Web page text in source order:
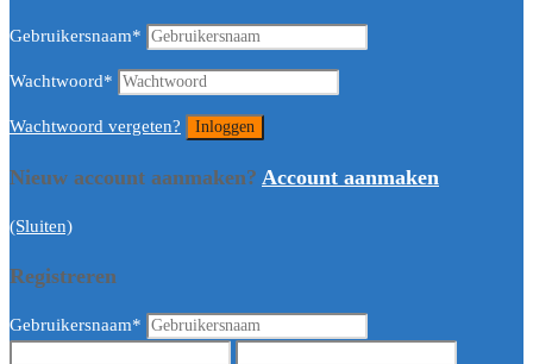
Gebruikersnaam*
Wachtwoord*
Wachtwoord vergeten?
Nieuw account aanmaken? Account aanmaken
(Sluiten)
Registreren
Gebruikersnaam*